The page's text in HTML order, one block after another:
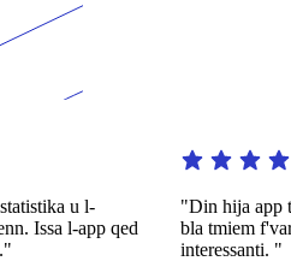
u l-
l-app qed
"Din hija app
bla tmiem f'varjetà
interessanti. "